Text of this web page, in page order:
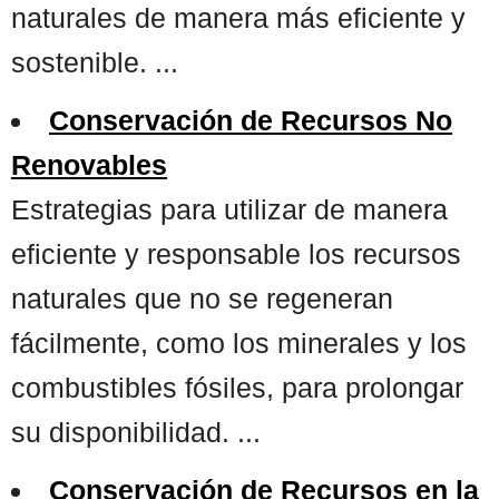
naturales de manera más eficiente y
sostenible. ...
Conservación de Recursos No
Renovables
Estrategias para utilizar de manera
eficiente y responsable los recursos
naturales que no se regeneran
fácilmente, como los minerales y los
combustibles fósiles, para prolongar
su disponibilidad. ...
Conservación de Recursos en la